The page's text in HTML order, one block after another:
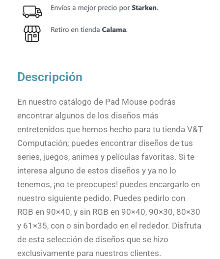
Descripción
En nuestro catálogo de Pad Mouse podrás
encontrar algunos de los diseños más
entretenidos que hemos hecho para tu tienda V&T
Computación; puedes encontrar diseños de tus
series, juegos, animes y películas favoritas. Si te
interesa alguno de estos diseños y ya no lo
tenemos, ¡no te preocupes! puedes encargarlo en
nuestro siguiente pedido. Puedes pedirlo con
RGB en 90×40, y sin RGB en 90×40, 90×30, 80×30
y 61×35, con o sin bordado en el rededor. Disfruta
de esta selección de diseños que se hizo
exclusivamente para nuestros clientes.